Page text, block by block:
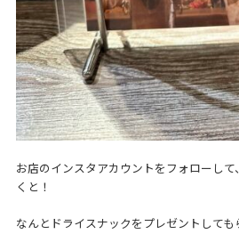
お店のインスタアカウントをフォローし
くと！
なんとドライスナックをプレゼントしても